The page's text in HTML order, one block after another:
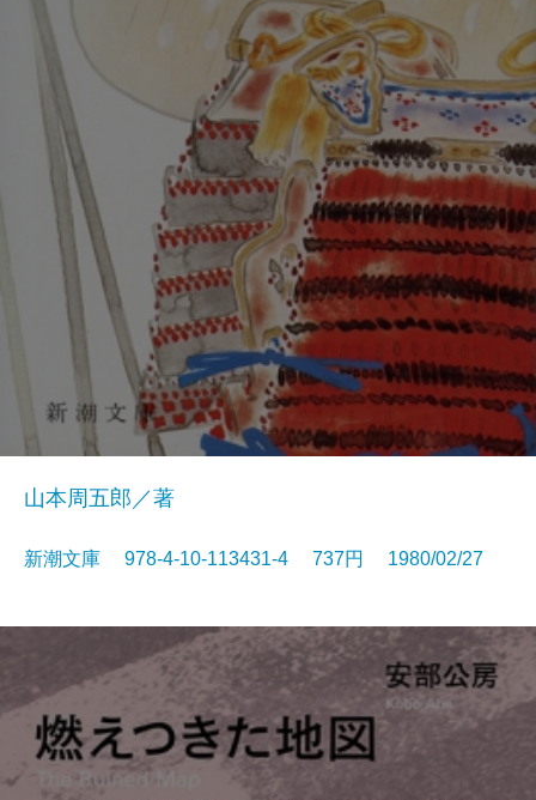
山本周五郎／著
新潮文庫 978-4-10-113431-4 737円 1980/02/27